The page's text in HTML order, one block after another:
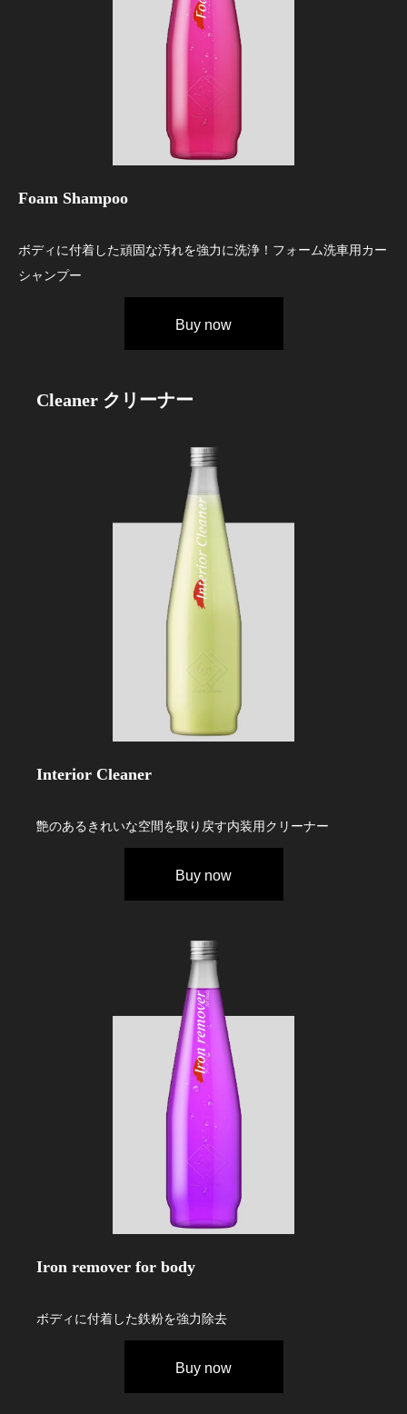
Foam Shampoo
ボディに付着した頑固な汚れを強力に洗浄！フォーム洗車用カー
シャンプー
Buy now
Cleaner クリーナー
Interior Cleaner
艶のあるきれいな空間を取り戻す内装用クリーナー
Buy now
Iron remover for body
ボディに付着した鉄粉を強力除去
Buy now